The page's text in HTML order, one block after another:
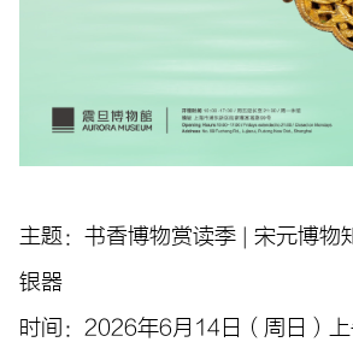
主题：书香博物赏读季 | 宋元博物
银器
时间：2026年6月14日（周日）